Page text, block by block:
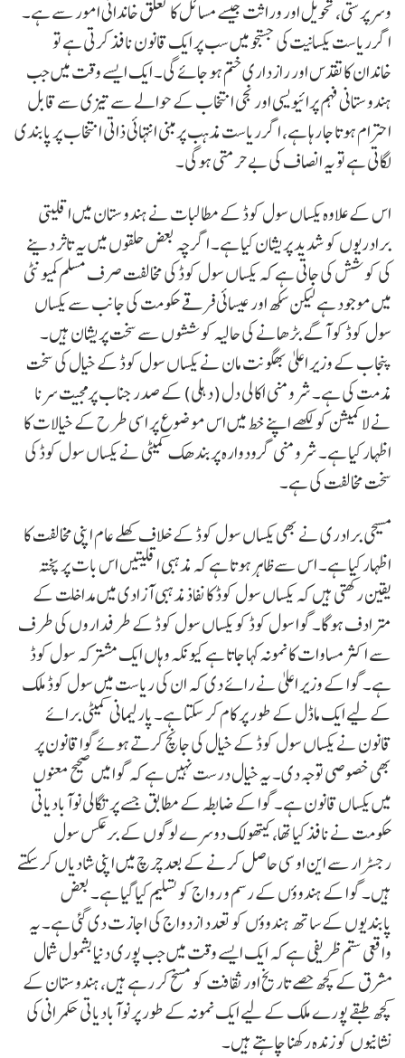
وسرپرستی، تحویل اور وراثت جیسے مسائل کا تعلق خاندانی امور سے ہے۔
اگر ریاست یکسانیت کی جستجو میں سب پر ایک قانون نافذ کرتی ہے تو
خاندان کا تقدس اور رازداری ختم ہو جائے گی۔ ایک ایسے وقت میں جب
ہندوستانی فہم پرائیویسی اور نجی انتخاب کے حوالے سے تیزی سے قابل
احترام ہوتا جا رہا ہے، اگر ریاست مذہب پرمبنی انتہائی ذاتی انتخاب پر پابندی
لگاتی ہے تو یہ انصاف کی بے حرمتی ہوگی۔
اس کے علاوہ یکساں سول کوڈ کے مطالبات نے ہندوستان میں اقلیتی
برادریوں کو شدید پریشان کیا ہے۔ اگرچہ بعض حلقوں میں یہ تاثر دینے
کی کوشش کی جاتی ہے کہ یکساں سول کوڈ کی مخالفت صرف مسلم کمیونٹی
میں موجود ہے لیکن سکھ اور عیسائی فرقے حکومت کی جانب سے یکساں
سول کوڈ کو آگے بڑھانے کی حالیہ کوششوں سے سخت پریشان ہیں۔
پنجاب کے وزیر اعلیٰ بھگونت مان نے یکساں سول کوڈ کے خیال کی سخت
مذمت کی ہے۔ شرومنی اکالی دل (دہلی) کے صدر جناب پرمجیت سرنا
نے لا کمیشن کو لکھے اپنے خط میں اس موضوع پر اسی طرح کے خیالات کا
اظہار کیا ہے۔ شرومنی گرودوارہ پربندھک کمیٹی نے یکساں سول کوڈ کی
سخت مخالفت کی ہے۔
مسیحی برادری نے بھی یکساں سول کوڈ کے خلاف کھلے عام اپنی مخالفت کا
اظہار کیا ہے۔ اس سے ظاہر ہوتا ہے کہ مذہبی اقلیتیں اس بات پر پختہ
یقین رکھتی ہیں کہ یکساں سول کوڈ کا نفاذ مذہبی آزادی میں مداخلت کے
مترادف ہوگا۔ گوا سول کوڈ کو یکساں سول کوڈ کے طرفداروں کی طرف
سے اکثر مساوات کا نمونہ کہا جاتا ہے کیونکہ وہاں ایک مشترکہ سول کوڈ
ہے۔ گوا کے وزیر اعلیٰ نے رائے دی کہ ان کی ریاست میں سول کوڈ ملک
کے لیے ایک ماڈل کے طور پر کام کر سکتا ہے۔ پارلیمانی کمیٹی برائے
قانون نے یکساں سول کوڈ کے خیال کی جانچ کرتے ہوئے گوا قانون پر
بھی خصوصی توجہ دی۔ یہ خیال درست نہیں ہے کہ گوا میں صحیح معنوں
میں یکساں قانون ہے۔ گوا کے ضابطہ کے مطابق جسے پرتگالی نوآبادیاتی
حکومت نے نافذ کیا تھا، کیتھولک دوسرے لوگوں کے برعکس سول
رجسٹرار سے این او سی حاصل کرنے کے بعد چرچ میں اپنی شادیاں کر سکتے
ہیں۔ گوا کے ہندوؤں کے رسم و رواج کو تسلیم کیا گیا ہے۔ بعض
پابندیوں کے ساتھ ہندوؤں کو تعدد ازدواج کی اجازت دی گئی ہے۔ یہ
واقعی ستم ظریفی ہے کہ ایک ایسے وقت میں جب پوری دنیا بشمول شمال
مشرق کے کچھ حصے تاریخ اور ثقافت کو مسخ کر رہے ہیں، ہندوستان کے
کچھ طبقے پورے ملک کے لیے ایک نمونہ کے طور پر نوآبادیاتی حکمرانی کی
نشانیوں کو زندہ رکھنا چاہتے ہیں۔